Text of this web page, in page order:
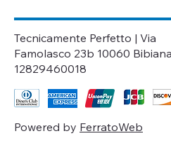
Tecnicamente Perfetto | Via
Famolasco 23b 10060
12829460018
Powered by FerratoWeb